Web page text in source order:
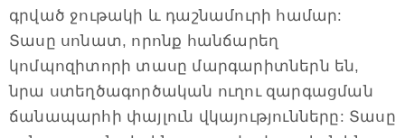
գրված ջութակի և դաշնամուրի համար:
Տասը սոնատ, որոնք հանճարեղ
կոմպոզիտորի տասը մարգարիտներն են,
նրա ստեղծագործական ուղու զարգացման
ճանապարհի փայլուն վկայությունները: Տասը